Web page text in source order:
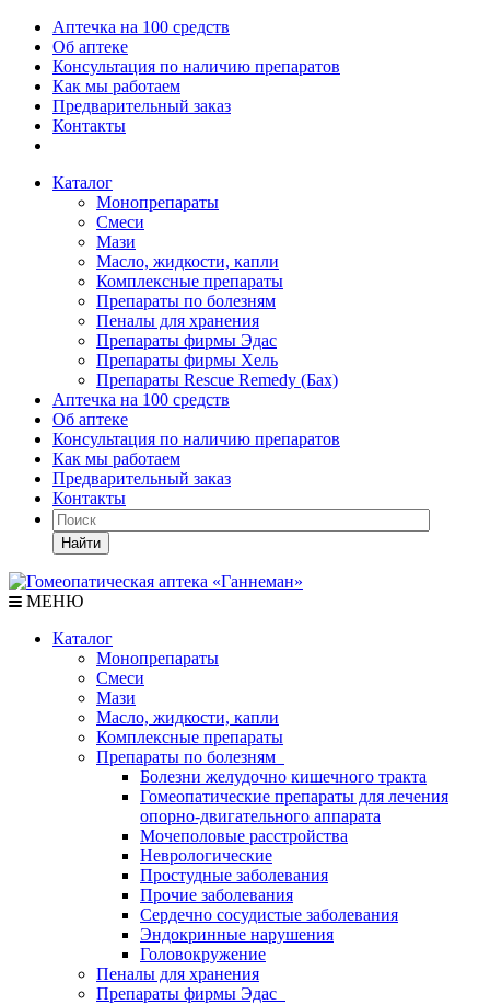
Аптечка на 100 средств
Об аптеке
Консультация по наличию препаратов
Как мы работаем
Предварительный заказ
Контакты
Каталог
Монопрепараты
Смеси
Мази
Масло, жидкости, капли
Комплексные препараты
Препараты по болезням
Пеналы для хранения
Препараты фирмы Эдас
Препараты фирмы Хель
Препараты Rescue Remedy (Бах)
Аптечка на 100 средств
Об аптеке
Консультация по наличию препаратов
Как мы работаем
Предварительный заказ
Контакты
Найти
МЕНЮ
Каталог
Монопрепараты
Смеси
Мази
Масло, жидкости, капли
Комплексные препараты
Препараты по болезням
Болезни желудочно кишечного тракта
Гомеопатические препараты для лечения
опорно-двигательного аппарата
Мочеполовые расстройства
Неврологические
Простудные заболевания
Прочие заболевания
Сердечно сосудистые заболевания
Эндокринные нарушения
Головокружение
Пеналы для хранения
Препараты фирмы Эдас